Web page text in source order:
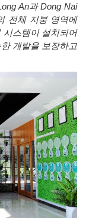
An과Dong Nai
전체 지붕 영역에
시스템이 설치되어
개발을 보장하고